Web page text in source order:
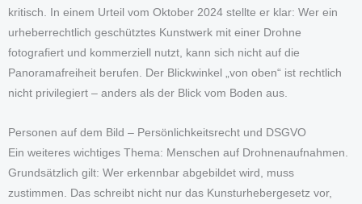
kritisch. In einem Urteil vom Oktober 2024 stellte er klar: Wer ein
urheberrechtlich geschütztes Kunstwerk mit einer Drohne
fotografiert und kommerziell nutzt, kann sich nicht auf die
Panoramafreiheit berufen. Der Blickwinkel „von oben“ ist rechtlich
nicht privilegiert – anders als der Blick vom Boden aus.
Personen auf dem Bild – Persönlichkeitsrecht und DSGVO
Ein weiteres wichtiges Thema: Menschen auf Drohnenaufnahmen.
Grundsätzlich gilt: Wer erkennbar abgebildet wird, muss
zustimmen. Das schreibt nicht nur das Kunsturhebergesetz vor,